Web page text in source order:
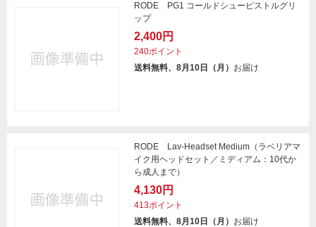
RODE PG1 コールドシューピストルグリ
ップ
2,400円
240ポイント
送料無料、8月10日（月） お届け
RODE Lav-Headset Medium（ラベリアマ
イク用ヘッドセット／ミディアム：10代か
ら成人まで）
4,130円
413ポイント
送料無料、8月10日（月） お届け